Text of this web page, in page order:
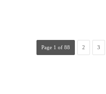
Page 1 of 88 2 3